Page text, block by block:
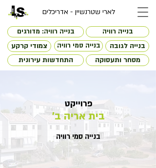
בנייה רוויה: מדורגים בנייה רוויה
צמודי קרקע בנייה סמי רוויה
בנייה לגובה
התחדשות עירונית
מסחר ותעסוקה
בית אריה ב'
פרוייקט
בנייה סמי רוויה